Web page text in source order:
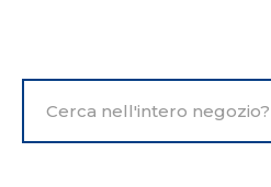
principale
Prodotto